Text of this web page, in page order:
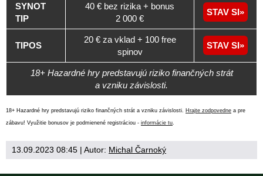
SYNOT
TIP
40 € bez rizika + bonus
2 000 €
STAV SI
TIPOS
20 € za vklad + 100 free
spinov
STAV SI
18+ Hazardné hry predstavujú riziko finančných strát
a vzniku závislosti.
18+ Hazardné hry predstavujú riziko finančných strát a vzniku závislosti. Hrajte zodpovedne a pre
zábavu! Využitie bonusov je podmienené registráciou - informácie tu
13.09.2023 08:45 | Autor: Michal Čarnoký